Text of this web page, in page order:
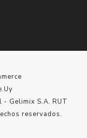
Gelimix S.A. RUT
reservados.